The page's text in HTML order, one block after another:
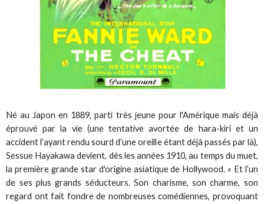
Né au Japon en 1889, parti très jeune pour l'Amérique mais déjà
éprouvé par la vie (une tentative avortée de hara-kiri et un
accident l’ayant rendu sourd d’une oreille étant déjà passés par là),
Sessue Hayakawa devient, dès les années 1910, au temps du muet,
la première grande star d'origine asiatique de Hollywood. « Et l’un
de ses plus grands séducteurs. Son charisme, son charme, son
regard ont fait fondre de nombreuses comédiennes, provoquant